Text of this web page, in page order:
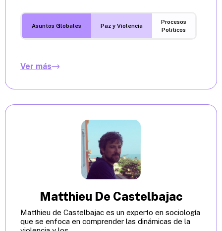
Asuntos Globales Paz y Violencia
Procesos
Políticos
Ver más
Matthieu De Castelbajac
Matthieu de Castelbajac es un experto en sociología
que se enfoca en comprender las dinámicas de la